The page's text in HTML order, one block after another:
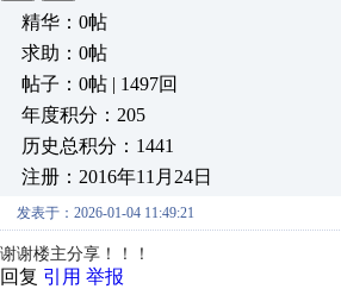
精华：0帖
求助：0帖
帖子：0帖 | 1497回
年度积分：205
历史总积分：1441
注册：2016年11月24日
发表于：2026-01-04 11:49:21
谢谢楼主分享！！！
回复 引用 举报